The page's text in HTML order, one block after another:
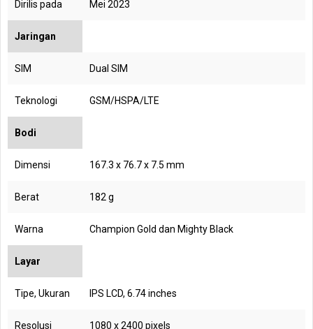
Dirilis pada Mei 2023
Jaringan
SIM Dual SIM
Teknologi GSM/HSPA/LTE
Bodi
Dimensi 167.3 x 76.7 x 7.5 mm
Berat 182 g
Warna Champion Gold dan Mighty Black
Layar
Tipe, Ukuran IPS LCD, 6.74 inches
Resolusi 1080 x 2400 pixels